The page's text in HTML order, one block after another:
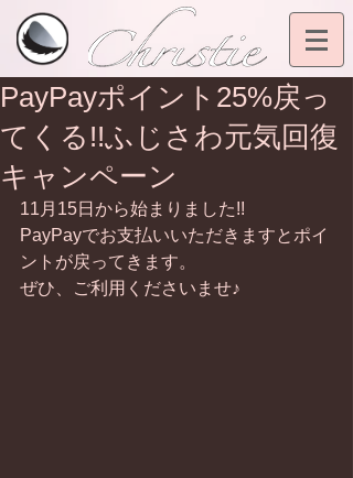
PayPayポイント25%戻っ
てくる!!ふじさわ元気回復
キャンペーン
11月15日から始まりました!!
PayPayでお支払いいただきますとポイ
ントが戻ってきます。
ぜひ、ご利用くださいませ♪